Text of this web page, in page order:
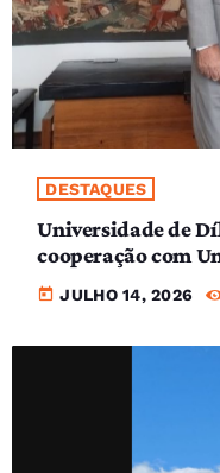
DESTAQUES
Universidade de
cooperação com
today JULHO 14, 2026